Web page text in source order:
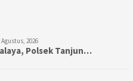
Agustus, 2026
Polsek Tanjun…